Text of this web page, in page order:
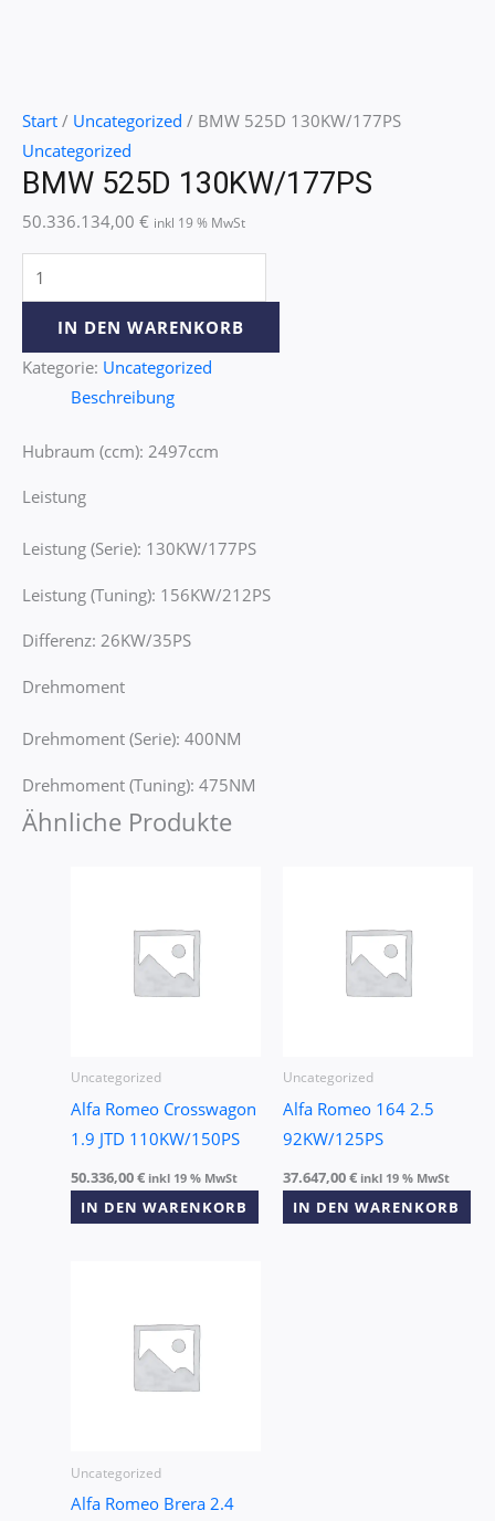
Start / Uncategorized / BMW 525D 130KW/177PS
Uncategorized
BMW 525D 130KW/177PS
50.336.134,00 € inkl 19 % MwSt
IN DEN WARENKORB
Kategorie: Uncategorized
Beschreibung
Hubraum (ccm): 2497ccm
Leistung
Leistung (Serie): 130KW/177PS
Leistung (Tuning): 156KW/212PS
Differenz: 26KW/35PS
Drehmoment
Drehmoment (Serie): 400NM
Drehmoment (Tuning): 475NM
Ähnliche Produkte
Uncategorized
Alfa Romeo Crosswagon
1.9 JTD 110KW/150PS
50.336,00€ inkl 19 % MwSt
IN DEN WARENKORB
Uncategorized
Alfa Romeo 164 2.5
92KW/125PS
37.647,00€ inkl 19 % MwSt
IN DEN WARENKORB
Uncategorized
Alfa Romeo Brera 2.4